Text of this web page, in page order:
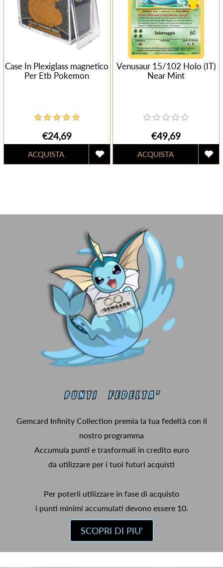
Case In Plexiglass magnetico
Per Etb Pokemon
€24,69
Venusaur 15/102 Holo (IT)
Near Mint
€49,69
Gemcard Infinity Collection premia la tua fedeltà con il
nostro programma
Accumula punti e trasformali in credito euro
da utilizzare per i tuoi futuri acquisti
Per poterli utilizzare in fase di acquisto
i punti minimi accumulati devono essere 10.
SCOPRI DI PIU'